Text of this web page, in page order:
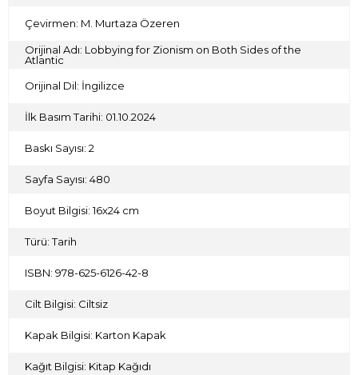
Çevirmen: M. Murtaza Özeren
Orijinal Adı: Lobbying for Zionism on Both Sides of the
Atlantic
Orijinal Dil: İngilizce
İlk Basım Tarihi: 01.10.2024
Baskı Sayısı: 2
Sayfa Sayısı: 480
Boyut Bilgisi: 16x24 cm
Türü: Tarih
ISBN: 978-625-6126-42-8
Cilt Bilgisi: Ciltsiz
Kapak Bilgisi: Karton Kapak
Kağıt Bilgisi: Kitap Kağıdı